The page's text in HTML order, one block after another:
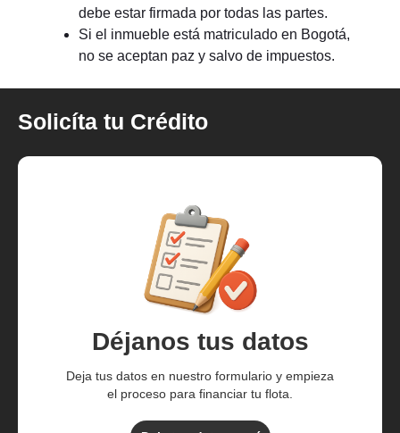
debe estar firmada por todas las partes.
Si el inmueble está matriculado en Bogotá,
no se aceptan paz y salvo de impuestos.
Solicíta tu Crédito
Déjanos tus datos
Deja tus datos en nuestro formulario y empieza
el proceso para financiar tu flota.